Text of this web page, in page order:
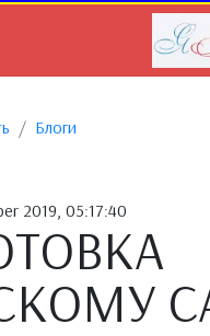
Блоги
2019, 05:17:40